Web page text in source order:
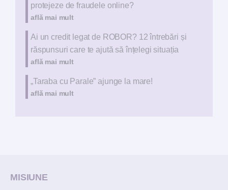
protejeze de fraudele online?
află mai mult
Ai un credit legat de ROBOR? 12 întrebări și
răspunsuri care te ajută să înțelegi situația
află mai mult
„Taraba cu Parale” ajunge la mare!
află mai mult
MISIUNE